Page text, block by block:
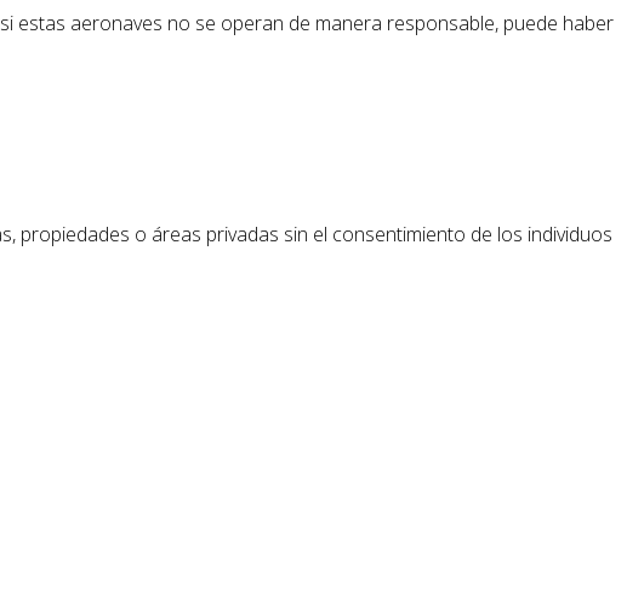
estas aeronaves no se operan de manera responsable, puede haber
o áreas privadas sin el consentimiento de los individuos